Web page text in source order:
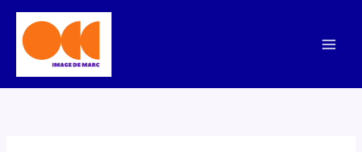
contenu